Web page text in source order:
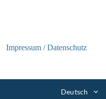
Impressum / Datenschutz
Deutsch